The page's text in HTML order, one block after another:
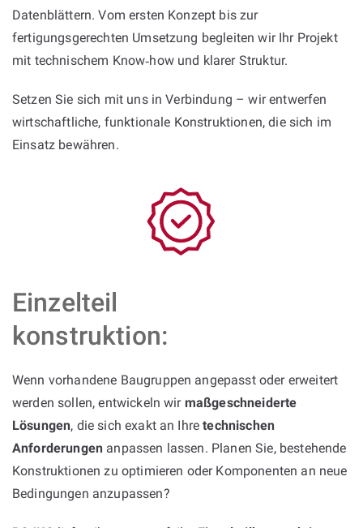
Datenblättern. Vom ersten Konzept bis zur
fertigungsgerechten Umsetzung begleiten wir Ihr Projekt
mit technischem Know‑how und klarer Struktur.
Setzen Sie sich mit uns in Verbindung – wir entwerfen
wirtschaftliche, funktionale Konstruktionen, die sich im
Einsatz bewähren.
Einzelteil
konstruktion:
Wenn vorhandene Baugruppen angepasst oder erweitert
werden sollen, entwickeln wir maßgeschneiderte
Lösungen, die sich exakt an Ihretechnischen
Anforderungen anpassen lassen. Planen Sie, bestehende
Konstruktionen zu optimieren oder Komponenten an neue
Bedingungen anzupassen?